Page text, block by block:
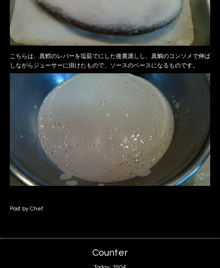
こちらは、真鱈のレバーを塩茹でにした後裏漉しし、真鯛のコンソメで伸ば
しながらジューサーに掛けたもので、ソースのベースになるものです。
Post by Chef
Counter